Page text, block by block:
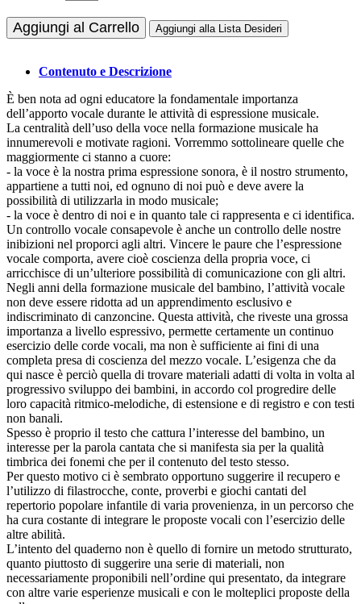
Aggiungi al Carrello Aggiungi alla Lista Desideri
Contenuto e Descrizione
È ben nota ad ogni educatore la fondamentale importanza
dell’apporto vocale durante le attività di espressione musicale.
La centralità dell’uso della voce nella formazione musicale ha
innumerevoli e motivate ragioni. Vorremmo sottolineare quelle che
maggiormente ci stanno a cuore:
- la voce è la nostra prima espressione sonora, è il nostro strumento,
appartiene a tutti noi, ed ognuno di noi può e deve avere la
possibilità di utilizzarla in modo musicale;
- la voce è dentro di noi e in quanto tale ci rappresenta e ci identifica.
Un controllo vocale consapevole è anche un controllo delle nostre
inibizioni nel proporci agli altri. Vincere le paure che l’espressione
vocale comporta, avere cioè coscienza della propria voce, ci
arricchisce di un’ulteriore possibilità di comunicazione con gli altri.
Negli anni della formazione musicale del bambino, l’attività vocale
non deve essere ridotta ad un apprendimento esclusivo e
indiscriminato di canzoncine. Questa attività, che riveste una grossa
importanza a livello espressivo, permette certamente un continuo
esercizio delle corde vocali, ma non è sufficiente ai fini di una
completa presa di coscienza del mezzo vocale. L’esigenza che da
qui nasce è perciò quella di trovare materiali adatti di volta in volta al
progressivo sviluppo dei bambini, in accordo col progredire delle
loro capacità ritmico-melodiche, di estensione e di registro e con testi
non banali.
Spesso è proprio il testo che cattura l’interesse del bambino, un
interesse per la parola cantata che si manifesta sia per la qualità
timbrica dei fonemi che per il contenuto del testo stesso.
Per questo motivo ci è sembrato opportuno suggerire il recupero e
l’utilizzo di filastrocche, conte, proverbi e giochi cantati del
repertorio popolare infantile di varia provenienza, in un percorso che
ha cura costante di integrare le proposte vocali con l’esercizio delle
altre abilità.
L’intento del quaderno non è quello di fornire un metodo strutturato,
quanto piuttosto di suggerire una serie di materiali, non
necessariamente proponibili nell’ordine qui presentato, da integrare
con altre varie esperienze musicali e con le molteplici proposte della